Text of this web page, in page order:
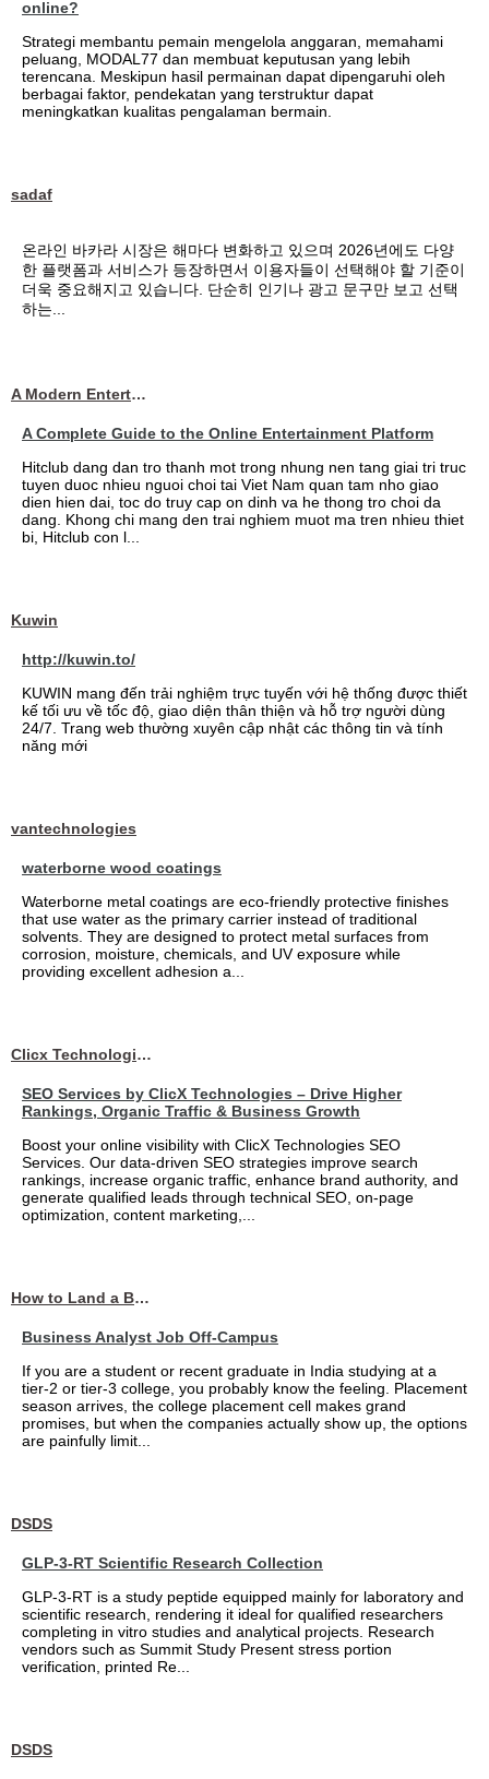
online?
Strategi membantu pemain mengelola anggaran, memahami
peluang, MODAL77 dan membuat keputusan yang lebih
terencana. Meskipun hasil permainan dapat dipengaruhi oleh
berbagai faktor, pendekatan yang terstruktur dapat
meningkatkan kualitas pengalaman bermain.
sadaf
온라인 바카라 시장은 해마다 변화하고 있으며 2026년에도 다양
한 플랫폼과 서비스가 등장하면서 이용자들이 선택해야 할 기준이
더욱 중요해지고 있습니다. 단순히 인기나 광고 문구만 보고 선택
하는...
A Modern Entertainment Platform Bringing
A Complete Guide to the Online Entertainment Platform
Hitclub dang dan tro thanh mot trong nhung nen tang giai tri truc
tuyen duoc nhieu nguoi choi tai Viet Nam quan tam nho giao
dien hien dai, toc do truy cap on dinh va he thong tro choi da
dang. Khong chi mang den trai nghiem muot ma tren nhieu thiet
bi, Hitclub con l...
Kuwin
http://kuwin.to/
KUWIN mang đến trải nghiệm trực tuyến với hệ thống được thiết
kế tối ưu về tốc độ, giao diện thân thiện và hỗ trợ người dùng
24/7. Trang web thường xuyên cập nhật các thông tin và tính
năng mới
vantechnologies
waterborne wood coatings
Waterborne metal coatings are eco-friendly protective finishes
that use water as the primary carrier instead of traditional
solvents. They are designed to protect metal surfaces from
corrosion, moisture, chemicals, and UV exposure while
providing excellent adhesion a...
Clicx Technologies
SEO Services by ClicX Technologies – Drive Higher
Rankings, Organic Traffic & Business Growth
Boost your online visibility with ClicX Technologies SEO
Services. Our data-driven SEO strategies improve search
rankings, increase organic traffic, enhance brand authority, and
generate qualified leads through technical SEO, on-page
optimization, content marketing,...
How to Land a Business Analyst Job Off-Campus When Your College Has Zero Tech Connections
Business Analyst Job Off-Campus
If you are a student or recent graduate in India studying at a
tier-2 or tier-3 college, you probably know the feeling. Placement
season arrives, the college placement cell makes grand
promises, but when the companies actually show up, the options
are painfully limit...
DSDS
GLP-3-RT Scientific Research Collection
GLP-3-RT is a study peptide equipped mainly for laboratory and
scientific research, rendering it ideal for qualified researchers
completing in vitro studies and analytical projects. Research
vendors such as Summit Study Present stress portion
verification, printed Re...
DSDS